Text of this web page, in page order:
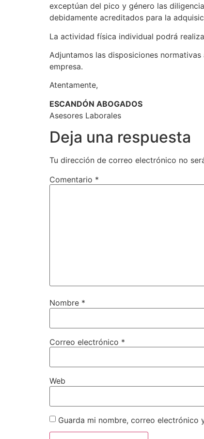
exceptúan del pico y género las
debidamente acreditados para la
La actividad física individual podrá
Adjuntamos las disposiciones
empresa.
Atentamente,
ESCANDÓN ABOGADOS
Asesores Laborales
Deja una respuesta
Tu dirección de correo electrónico no
Comentario *
Nombre *
Correo electrónico *
Web
Guarda mi nombre, correo electrónico